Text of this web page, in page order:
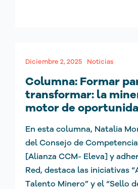
Diciembre 2, 2025 Noticias
Columna: Formar
transformar: la
motor de
En esta columna, Natalia
del Consejo de
[Alianza CCM- Eleva] y
Red, destaca las iniciativas
Talento Minero” y el “Sello